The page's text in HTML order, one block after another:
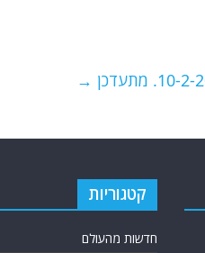
→
קטגוריות
חדשות מהעולם